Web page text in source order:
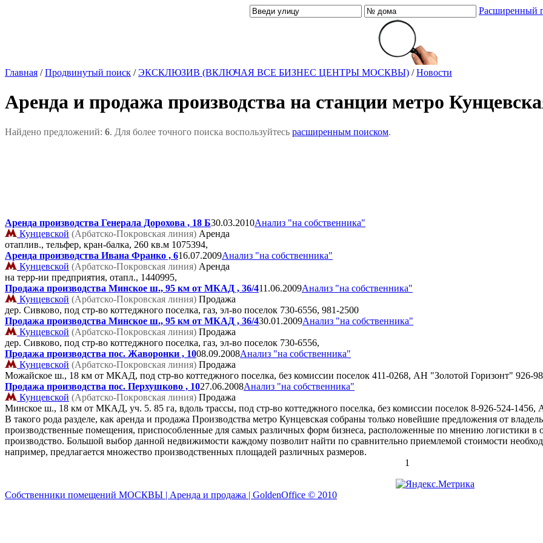
Расширенный
Главная /Продвинутый поиск /ЭКСКЛЮЗИВ (ВКЛЮЧАЯ ВСЕ БИЗНЕС ЦЕНТРЫ МОСКВЫ) /Новости
Аренда и продажа производства на станции метро
Найдено предложений: 6. Для более точного поиска воспользуйтесь расширенным поиском.
Аренда производства Генерала Дорохова , 18 Б30.03.2010Анализ "на собственника"
Кунцевской (Арбатско-Покровская линия) Аренда
отаплив., тельфер, кран-балка, 260 кв.м 1075394,
Аренда производства Ивана Франко , 616.07.2009Анализ "на собственника"
Кунцевской (Арбатско-Покровская линия) Аренда
на терр-ии предприятия, отапл., 1440995,
Продажа производства Минское ш., 95 км от МКАД , 36/411.06.2009Анализ "на собственника"
Кунцевской (Арбатско-Покровская линия) Продажа
дер. Сивково, под стр-во коттеджного поселка, газ, эл-во поселок 730-6556, 981-2500
Продажа производства Минское ш., 95 км от МКАД , 36/430.01.2009Анализ "на собственника"
Кунцевской (Арбатско-Покровская линия) Продажа
дер. Сивково, под стр-во коттеджного поселка, газ, эл-во поселок 730-6556,
Продажа производства пос. Жаворонки , 1008.09.2008Анализ "на собственника"
Кунцевской (Арбатско-Покровская линия) Продажа
Можайское ш., 18 км от МКАД, под стр-во коттеджного поселка, без комиссии поселок 411-0268, АН "Золотой Горизонт" 926-
Продажа производства пос. Перхушково , 1027.06.2008Анализ "на собственника"
Кунцевской (Арбатско-Покровская линия) Продажа
Минское ш., 18 км от МКАД, уч. 5. 85 га, вдоль трассы, под стр-во коттеджного поселка, без комиссии поселок 8-926-524-
В такого рода разделе, как аренда и продажа Производства метро Кунцевская собраны только новейшие предложения от
производственные помещения, приспособленные для самых различных форм бизнеса, расположенные по мнению логистики в
производство. Большой выбор данной недвижимости каждому позволит найти по сравнительно приемлемой стоимости
например, предлагается множество производственных площадей различных размеров.
1
Собственники помещений МОСКВЫ | Аренда и продажа | GoldenOffice © 2010